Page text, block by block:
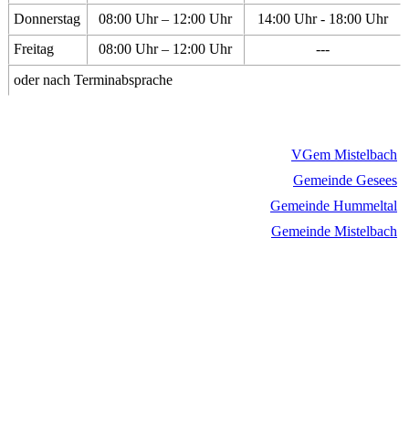
Donnerstag
08:00 Uhr – 12:00 Uhr
14:00 Uhr - 18:00 Uhr
Freitag
08:00 Uhr – 12:00 Uhr
---
oder nach Terminabsprache
VGem Mistelbach
Gemeinde Gesees
Gemeinde Hummeltal
Gemeinde Mistelbach